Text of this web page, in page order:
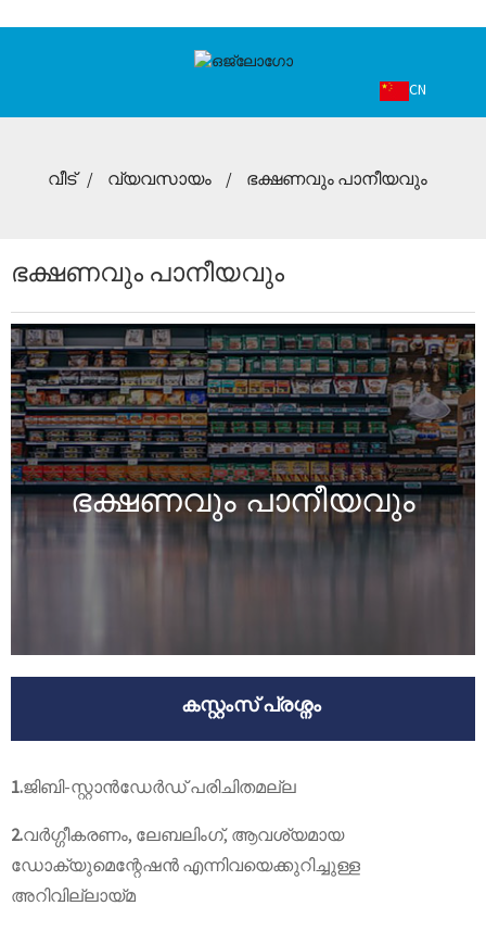
CN
വീട് വ്യവസായം ഭക്ഷണവും പാനീയവും
ഭക്ഷണവും പാനീയവും
ഭക്ഷണവും പാനീയവും
കസ്റ്റംസ് പ്രശ്നം
1.ജിബി-സ്റ്റാൻഡേർഡ് പരിചിതമല്ല
2.വർഗ്ഗീകരണം, ലേബലിംഗ്, ആവശ്യമായ
ഡോക്യുമെന്റേഷൻ എന്നിവയെക്കുറിച്ചുള്ള
അറിവില്ലായ്മ